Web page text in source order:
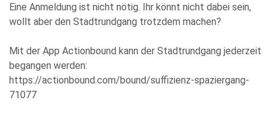
Eine Anmeldung ist nicht nötig. Ihr könnt nicht dabei sein,
wollt aber den Stadtrundgang trotzdem machen?
Mit der App Actionbound kann der Stadtrundgang jederzeit
begangen werden:
https://actionbound.com/bound/suffizienz-spaziergang-
71077